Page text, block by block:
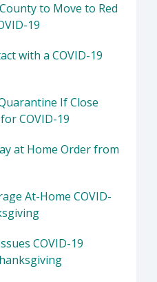
to Move to Red
19
with a COVID-19
If Close
COVID-19
at Home Order from
At-Home COVID-
COVID-19